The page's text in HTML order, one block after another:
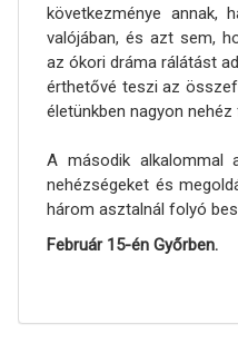
következménye annak,
valójában, és azt sem,
az ókori dráma rálátást
érthetővé teszi az
életünkben nagyon nehéz
A második alkalommal
nehézségeket és
három asztalnál folyó
Február 15-én Győrben.